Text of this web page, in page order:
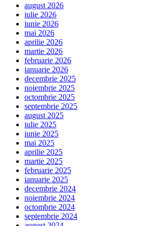
august 2026
iulie 2026
iunie 2026
mai 2026
aprilie 2026
martie 2026
februarie 2026
ianuarie 2026
decembrie 2025
noiembrie 2025
octombrie 2025
septembrie 2025
august 2025
iulie 2025
iunie 2025
mai 2025
aprilie 2025
martie 2025
februarie 2025
ianuarie 2025
decembrie 2024
noiembrie 2024
octombrie 2024
septembrie 2024